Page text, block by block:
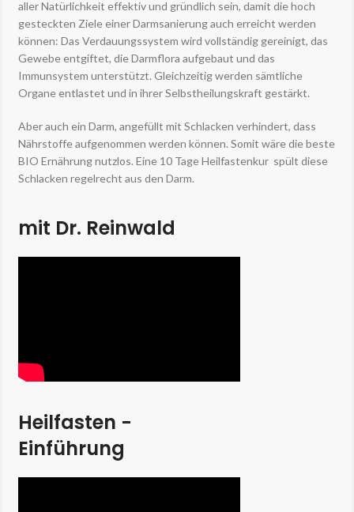
aller Natürlichkeit effektiv und gründlich sein, damit die hoch
gesteckten Ziele einer Darmsanierung auch erreicht werden
können: Das Verdauungssystem wird vollständig gereinigt, das
Gewebe entgiftet, die Darmflora aufgebaut und das
Immunsystem unterstützt. Gleichzeitig werden sämtliche
Organe entlastet und in ihrer Selbstheilungskraft gestärkt.
Aber auch ein Darm, angefüllt mit Schlacken verhindert, dass
Nährstoffe aufgenommen werden können. Somit wäre die beste
BIO Ernährung nutzlos. Eine 10 Tage Heilfastenkur spült diese
Schlacken regelrecht aus den Darm.
mit Dr. Reinwald
Heilfasten -
Einführung